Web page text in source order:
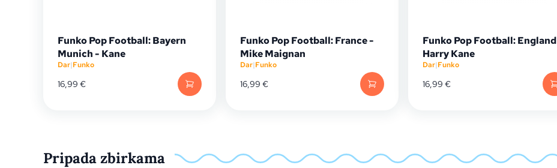
Funko Pop Football: Bayern
Munich - Kane
Dar|Funko
16,99 €
Funko Pop Football: France -
Mike Maignan
Dar|Funko
16,99 €
Funko Pop Football:
Harry Kane
Dar|Funko
16,99 €
Pripada zbirkama